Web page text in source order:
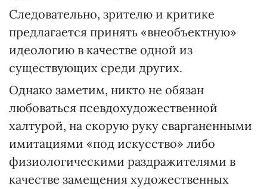
Следовательно, зрителю и критике
предлагается принять «внеобъектную»
идеологию в качестве одной из
существующих среди других.
Однако заметим, никто не обязан
любоваться псевдохудожественной
халтурой, на скорую руку сварганенными
имитациями «под искусство» либо
физиологическими раздражителями в
качестве замещения художественных